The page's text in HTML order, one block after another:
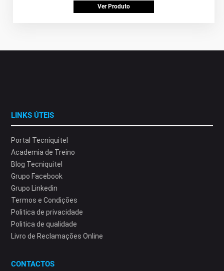
Ver Produto
LINKS ÚTEIS
Portal Tecniquitel
Academia de Treino
Blog Tecniquitel
Grupo Facebook
Grupo Linkedin
Termos e Condições
Politica de privacidade
Politica de qualidade
Livro de Reclamações Online
CONTACTOS